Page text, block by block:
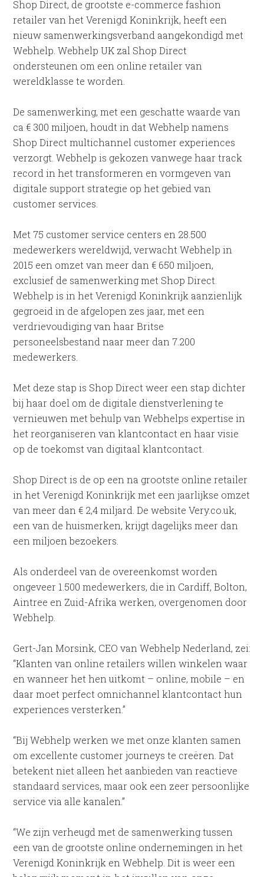
Shop Direct, de grootste e-commerce fashion
retailer van het Verenigd Koninkrijk, heeft een
nieuw samenwerkingsverband aangekondigd met
Webhelp. Webhelp UK zal Shop Direct
ondersteunen om een online retailer van
wereldklasse te worden.
De samenwerking, met een geschatte waarde van
ca € 300 miljoen, houdt in dat Webhelp namens
Shop Direct multichannel customer experiences
verzorgt. Webhelp is gekozen vanwege haar track
record in het transformeren en vormgeven van
digitale support strategie op het gebied van
customer services.
Met 75 customer service centers en 28.500
medewerkers wereldwijd, verwacht Webhelp in
2015 een omzet van meer dan € 650 miljoen,
exclusief de samenwerking met Shop Direct.
Webhelp is in het Verenigd Koninkrijk aanzienlijk
gegroeid in de afgelopen zes jaar, met een
verdrievoudiging van haar Britse
personeelsbestand naar meer dan 7.200
medewerkers.
Met deze stap is Shop Direct weer een stap dichter
bij haar doel om de digitale dienstverlening te
vernieuwen met behulp van Webhelps expertise in
het reorganiseren van klantcontact en haar visie
op de toekomst van digitaal klantcontact.
Shop Direct is de op een na grootste online retailer
in het Verenigd Koninkrijk met een jaarlijkse omzet
van meer dan € 2,4 miljard. De website Very.co.uk,
een van de huismerken, krijgt dagelijks meer dan
een miljoen bezoekers.
Als onderdeel van de overeenkomst worden
ongeveer 1.500 medewerkers, die in Cardiff, Bolton,
Aintree en Zuid-Afrika werken, overgenomen door
Webhelp.
Gert-Jan Morsink, CEO van Webhelp Nederland, zei:
“Klanten van online retailers willen winkelen waar
en wanneer het hen uitkomt – online, mobile – en
daar moet perfect omnichannel klantcontact hun
experiences versterken.”
“Bij Webhelp werken we met onze klanten samen
om excellente customer journeys te creëren. Dat
betekent niet alleen het aanbieden van reactieve
standaard services, maar ook een zeer persoonlijke
service via alle kanalen.”
“We zijn verheugd met de samenwerking tussen
een van de grootste online ondernemingen in het
Verenigd Koninkrijk en Webhelp. Dit is weer een